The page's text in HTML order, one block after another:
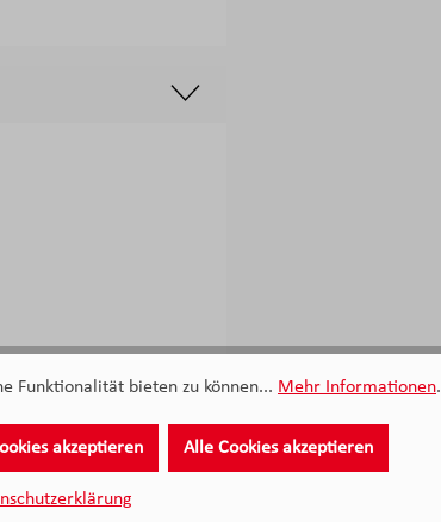
Funktionalität bieten zu können... Mehr Informationen.
akzeptieren Alle Cookies akzeptieren